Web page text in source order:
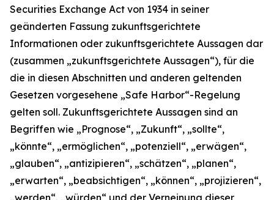
Securities Exchange Act von 1934 in seiner
geänderten Fassung zukunftsgerichtete
Informationen oder zukunftsgerichtete Aussagen dar
(zusammen „zukunftsgerichtete Aussagen“), für die
die in diesen Abschnitten und anderen geltenden
Gesetzen vorgesehene „Safe Harbor“-Regelung
gelten soll. Zukunftsgerichtete Aussagen sind an
Begriffen wie „Prognose“, „Zukunft“, „sollte“,
„könnte“, „ermöglichen“, „potenziell“, „erwägen“,
„glauben“, „antizipieren“, „schätzen“, „planen“,
„erwarten“, „beabsichtigen“, „können“, „projizieren“,
„werden“, „würden“ und der Verneinung dieser